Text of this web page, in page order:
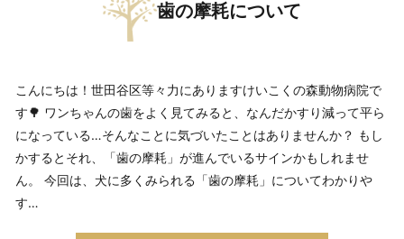
歯の摩耗について
こんにちは！世田谷区等々力にありますけいこくの森動物病院で
す🌳 ワンちゃんの歯をよく見てみると、なんだかすり減って平ら
になっている…そんなことに気づいたことはありませんか？ もし
かするとそれ、「歯の摩耗」が進んでいるサインかもしれませ
ん。 今回は、犬に多くみられる「歯の摩耗」についてわかりや
す…